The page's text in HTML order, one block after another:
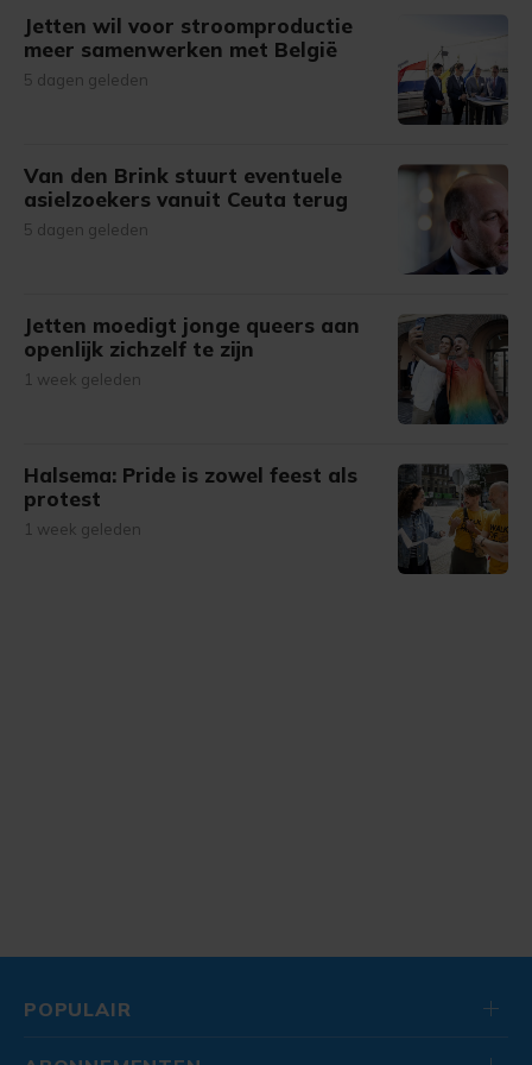
Jetten wil voor stroomproductie
meer samenwerken met België
5 dagen geleden
Van den Brink stuurt eventuele
asielzoekers vanuit Ceuta terug
5 dagen geleden
Jetten moedigt jonge queers aan
openlijk zichzelf te zijn
1 week geleden
Halsema: Pride is zowel feest als
protest
1 week geleden
POPULAIR